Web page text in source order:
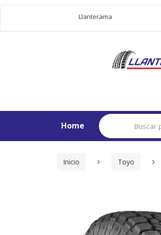
Llanterama
Home
Search
for:
Inicio Toyo